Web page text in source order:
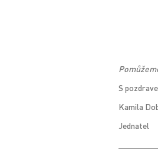
S
Kamila
Jednatel